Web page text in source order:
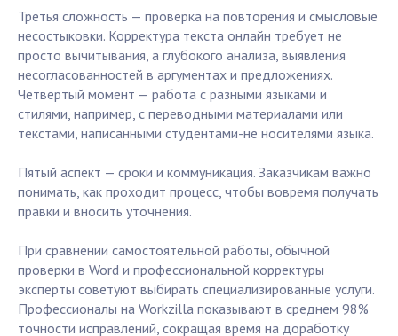
Третья сложность — проверка на повторения и смысловые
несостыковки. Корректура текста онлайн требует не
просто вычитывания, а глубокого анализа, выявления
несогласованностей в аргументах и предложениях.
Четвертый момент — работа с разными языками и
стилями, например, с переводными материалами или
текстами, написанными студентами-не носителями языка.
Пятый аспект — сроки и коммуникация. Заказчикам важно
понимать, как проходит процесс, чтобы вовремя получать
правки и вносить уточнения.
При сравнении самостоятельной работы, обычной
проверки в Word и профессиональной корректуры
эксперты советуют выбирать специализированные услуги.
Профессионалы на Workzilla показывают в среднем 98%
точности исправлений, сокращая время на доработку